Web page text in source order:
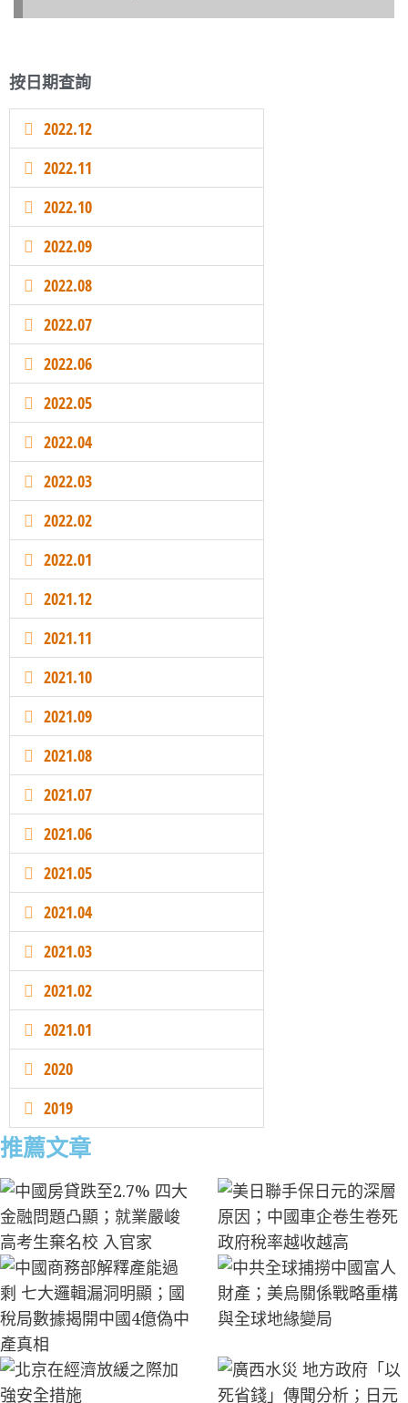
按日期查詢
2022.12
2022.11
2022.10
2022.09
2022.08
2022.07
2022.06
2022.05
2022.04
2022.03
2022.02
2022.01
2021.12
2021.11
2021.10
2021.09
2021.08
2021.07
2021.06
2021.05
2021.04
2021.03
2021.02
2021.01
2020
2019
推薦文章
中國房貸跌至2.7% 四大金融問題凸顯；就業嚴峻
高考生棄名校 入官家
美日聯手保日元的深層原因；中國車企卷生卷死
政府稅率越收越高
中國商務部解釋產能過剩 七大邏輯漏洞明顯；國
稅局數據揭開中國4億偽中產真相
中共全球捕撈中國富人財產；美烏關係戰略重構
與全球地緣變局
北京在經濟放緩之際加強安全措施
廣西水災 地方政府「以死省錢」傳聞分析；日元
深貶根源及對中美市場影響;賣地巨降、虛擬GDP
與被債務吞噬的地方財政
中國AI「降維傾銷」的超限戰路徑；川普「反共
產主義」的內外陰陽操作
馬興瑞的倒台與中共精英政治的當前動態
中國二季度GDP滑落揭示的經濟真相；美國年輕
人為何好感社會主義；中國上半年外貿數據深度
分析
中國汽車or中國「棄車」；俄烏戰爭地緣變軌下
的終局博弈
廣西潰壩37萬人遭災 禍起平陸運河；川普新寵與
北京隱憂—土耳其的地緣合圍；僅升兩上將 解放
軍資歷斷層與清洗餘震
習近平在建黨105週年大會上的講話與北京的雄
心